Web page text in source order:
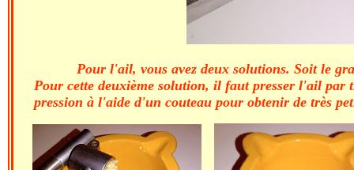
Pour l'ail, vous avez deux solutions. Soit le
Pour cette deuxième solution, il faut presser l'ail par
pression à l'aide d'un couteau pour obtenir de très